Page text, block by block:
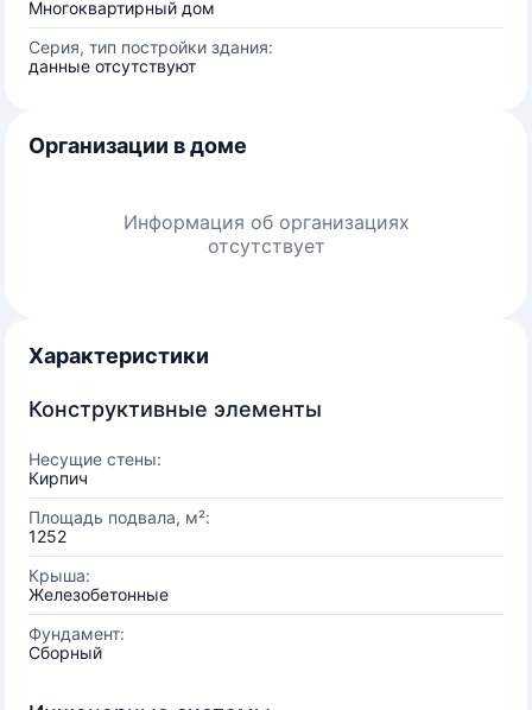
Многоквартирный дом
Серия, тип постройки здания:
данные отсутствуют
Организации в доме
Информация об организациях
отсутствует
Характеристики
Конструктивные элементы
Несущие стены:
Кирпич
Площадь подвала, м²:
1252
Крыша:
Железобетонные
Фундамент:
Сборный